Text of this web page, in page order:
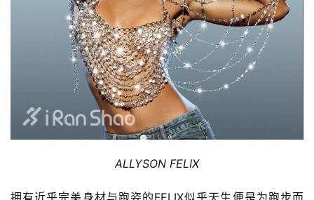
ALLYSON FELIX
拥有近乎完美身材与跑姿的FELIX似乎天生便是为跑步而